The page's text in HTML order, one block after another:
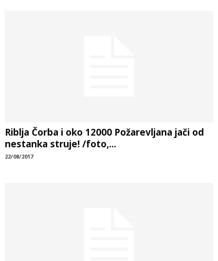
Riblja Čorba i oko 12000 Požarevljana jači od
nestanka struje! /foto,...
22/08/2017